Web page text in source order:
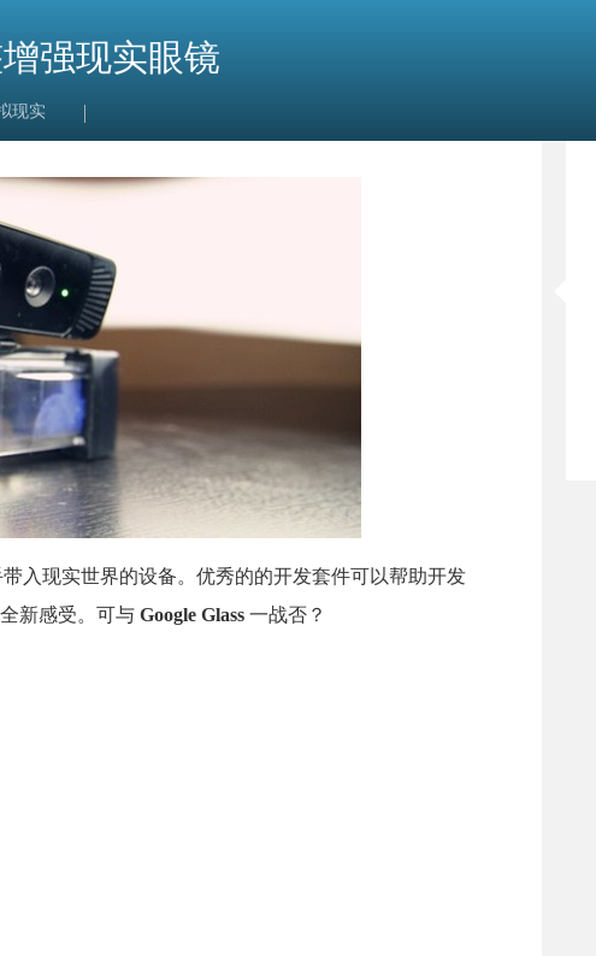
强现实眼镜
现实
入现实世界的设备。优秀的的开发套件可以帮助开发
新感受。可与 Google Glass 一战否？